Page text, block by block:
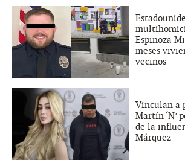
Espinoza
meses
vecinos
Vinculan a
Martín ‘N’
de la
Márquez